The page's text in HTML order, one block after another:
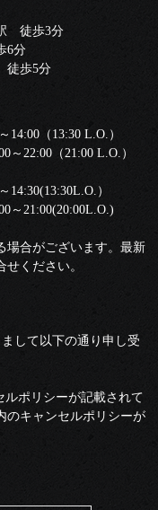
徒歩3分
6分
徒歩5分
14:00（13:30 L.O.）
～22:00（21:00 L.O.）
14:30(13:30L.O.）
～21:00(20:00L.O.)
場合がございます。最新
ください。
して以下の通り申し受
ポリシーが記載されて
のキャンセルポリシーが